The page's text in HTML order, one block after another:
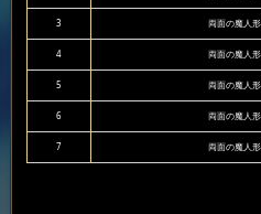
3 両面の魔人
4 両面の魔人
5 両面の魔人
6 両面の魔人
7 両面の魔人